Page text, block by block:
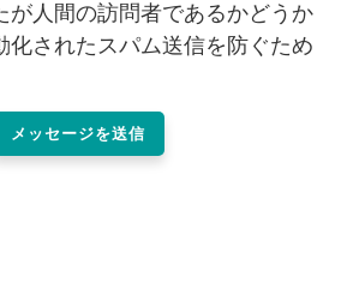
が人間の訪問者であるかどうか
化されたスパム送信を防ぐため